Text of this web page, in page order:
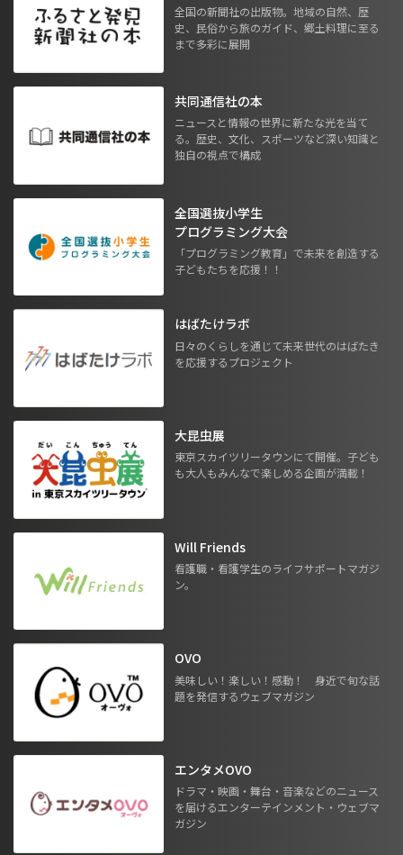
全国の新聞社の出版物。地域の自然、歴
史、民俗から旅のガイド、郷土料理に至る
まで多彩に展開
共同通信社の本
ニュースと情報の世界に新たな光を当て
る。歴史、文化、スポーツなど深い知識と
独自の視点で構成
全国選抜小学生
プログラミング大会
「プログラミング教育」で未来を創造する
子どもたちを応援！！
はばたけラボ
日々のくらしを通じて未来世代のはばたき
を応援するプロジェクト
大昆虫展
東京スカイツリータウンにて開催。子ども
も大人もみんなで楽しめる企画が満載！
Will Friends
看護職・看護学生のライフサポートマガジ
ン。
OVO
美味しい！楽しい！感動！ 身近で旬な話
題を発信するウェブマガジン
エンタメOVO
ドラマ・映画・舞台・音楽などのニュース
を届けるエンターテインメント・ウェブマ
ガジン